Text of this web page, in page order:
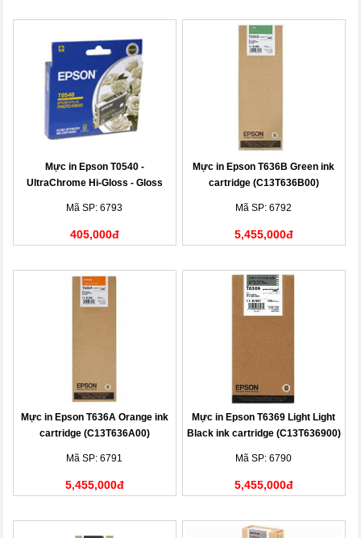
Mực in Epson T0540 -
UltraChrome Hi-Gloss - Gloss
Mã SP: 6793
405,000đ
Mực in Epson T636B Green ink
cartridge (C13T636B00)
Mã SP: 6792
5,455,000đ
Mực in Epson T636A Orange ink
cartridge (C13T636A00)
Mã SP: 6791
5,455,000đ
Mực in Epson T6369 Light Light
Black ink cartridge (C13T636900)
Mã SP: 6790
5,455,000đ